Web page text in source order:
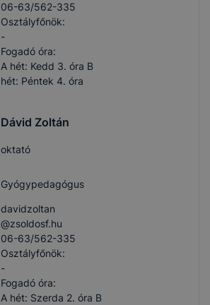
06-63/562-335
Osztályfőnök:
-
Fogadó óra:
A hét: Kedd 3. óra B
hét: Péntek 4. óra
Dávid Zoltán
oktató
Gyógypedagógus
davidzoltan​
@zsoldosf.hu
06-63/562-335
Osztályfőnök:
-
Fogadó óra:
A hét: Szerda 2. óra B